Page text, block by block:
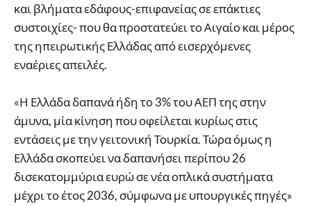
και βλήματα εδάφους-επιφανείας σε επάκτιες
συστοιχίες- που θα προστατεύει το Αιγαίο και μέρος
της ηπειρωτικής Ελλάδας από εισερχόμενες
εναέριες απειλές.
«Η Ελλάδα δαπανά ήδη το 3% του ΑΕΠ της στην
άμυνα, μία κίνηση που οφείλεται κυρίως στις
εντάσεις με την γειτονική Τουρκία. Τώρα όμως η
Ελλάδα σκοπεύει να δαπανήσει περίπου 26
δισεκατομμύρια ευρώ σε νέα οπλικά συστήματα
μέχρι το έτος 2036, σύμφωνα με υπουργικές πηγές»